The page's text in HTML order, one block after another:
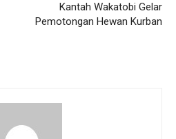
Kantah Wakatobi Gelar
Pemotongan Hewan Kurban